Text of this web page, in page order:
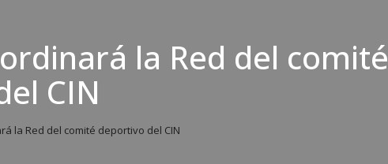
la Red del comité
CIN
la Red del comité deportivo del CIN